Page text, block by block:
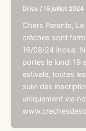
Driss /15 juillet 2024
Chers Parents,
crèches sont
16/08/24 inclus.
portes le lundi 19
estivale, toutes
suivi des
uniquement via